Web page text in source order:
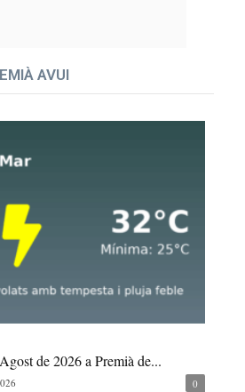
AVUI
de 2026 a Premià de...
0